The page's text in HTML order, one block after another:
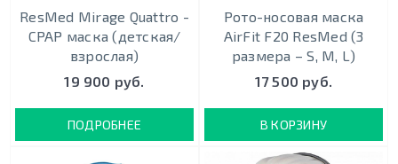
ResMed Mirage Quattro -
CPAP маска (детская/
взрослая)
19 900 руб.
ПОДРОБНЕЕ
Рото-носовая маска
AirFit F20 ResMed (3
размера – S, М, L)
17 500 руб.
В КОРЗИНУ